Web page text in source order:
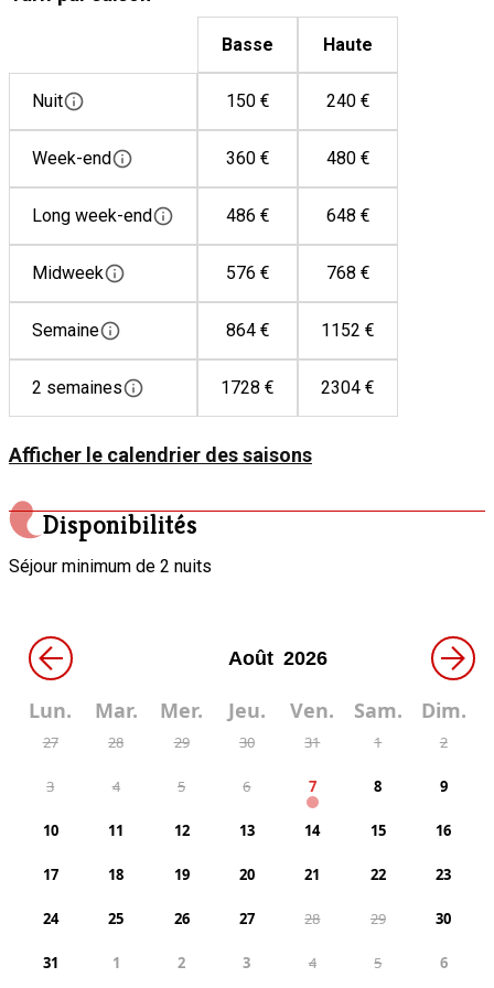
suite du Château vous promet une expérience inoubliable.
Micro-ondes
Plaque de cuisson vitrocéramique
Réfrigérateur
Basse Haute
Nuit 150 € 240 €
Week-end 360 € 480 €
Long week-end 486 € 648 €
Midweek 576 € 768 €
Semaine 864 € 1152 €
2 semaines 1728 € 2304 €
Afficher le calendrier des saisons
Disponibilités
Séjour minimum de 2 nuits
← →
Lun. Mar. Mer. Jeu. Ven. Sam. Dim.
27 28 29 30 31 1 2
3 4 5 6 7 8 9
10 11 12 13 14 15 16
17 18 19 20 21 22 23
24 25 26 27 28 29 30
31 1 2 3 4 5 6